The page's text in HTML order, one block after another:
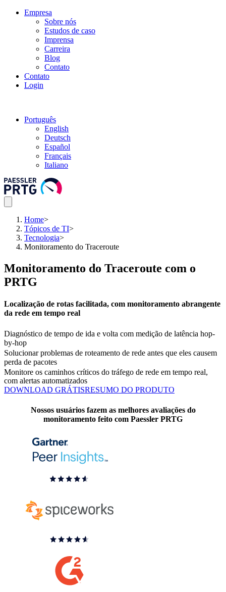
Empresa
Sobre nós
Estudos de caso
Imprensa
Carreira
Blog
Contato
Contato
Login
Português
English
Deutsch
Español
Français
Italiano
Home>
Tópicos de TI>
Tecnologia>
Monitoramento do Traceroute
Monitoramento do Traceroute com o
PRTG
Localização de rotas facilitada, com monitoramento abrangente
da rede em tempo real
Diagnóstico de tempo de ida e volta com medição de latência hop-
by-hop
Solucionar problemas de roteamento de rede antes que eles causem
perda de pacotes
Monitore os caminhos críticos do tráfego de rede em tempo real,
com alertas automatizados
DOWNLOAD GRÁTISRESUMO DO PRODUTO
Nossos usuários fazem as melhores avaliações do
monitoramento feito com Paessler PRTG